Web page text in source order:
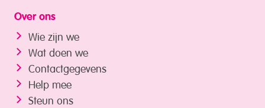
Over ons
Wie zijn we
Wat doen we
Contactgegevens
Help mee
Steun ons